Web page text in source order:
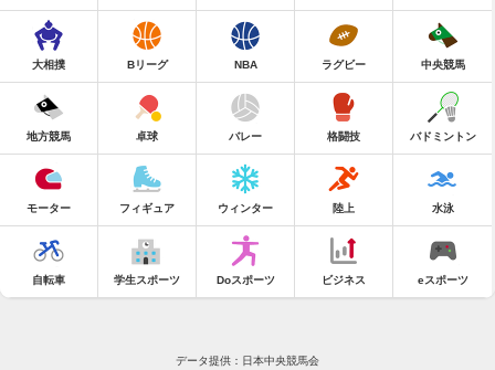
大相撲 Bリーグ NBA ラグビー 中央競馬
地方競馬 卓球 バレー 格闘技 バドミントン
モーター フィギュア ウィンター 陸上 水泳
自転車 学生スポーツ Doスポーツ ビジネス eスポーツ
データ提供：日本中央競馬会